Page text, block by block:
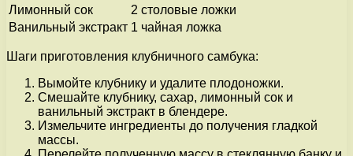
Лимонный сок
2 столовые ложки
Ванильный экстракт 1 чайная ложка
Шаги приготовления клубничного самбука:
Вымойте клубнику и удалите плодоножки.
Смешайте клубнику, сахар, лимонный сок и
ванильный экстракт в блендере.
Измельчите ингредиенты до получения гладкой
массы.